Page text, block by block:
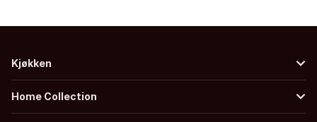
Kjøkken
Home Collection